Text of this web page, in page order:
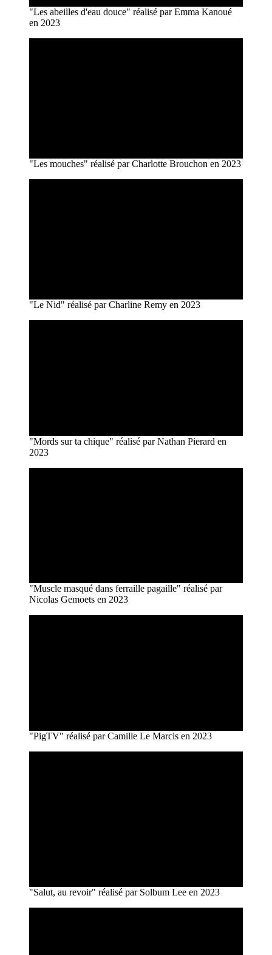
"Les abeilles d'eau douce" réalisé par Emma Kanoué
en 2023
"Les mouches" réalisé par Charlotte Brouchon en 2023
"Le Nid" réalisé par Charline Remy en 2023
"Mords sur ta chique" réalisé par Nathan Pierard en
2023
"Muscle masqué dans ferraille pagaille" réalisé par
Nicolas Gemoets en 2023
"PigTV" réalisé par Camille Le Marcis en 2023
"Salut, au revoir" réalisé par Solbum Lee en 2023